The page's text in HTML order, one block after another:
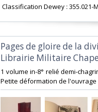
Classification Dewey : 355.021-
‎Pages de gloire de la
Librairie Militaire
‎1 volume in-8° relié demi-
Petite déformation de